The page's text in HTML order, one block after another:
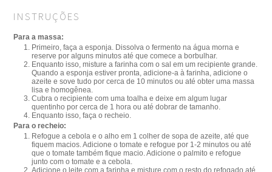
INSTRUÇÕES
Para a massa:
Primeiro, faça a esponja. Dissolva o fermento na água morna e
reserve por alguns minutos até que comece a borbulhar.
Enquanto isso, misture a farinha com o sal em um recipiente grande.
Quando a esponja estiver pronta, adicione-a à farinha, adicione o
azeite e sove tudo por cerca de 10 minutos ou até obter uma massa
lisa e homogênea.
Cubra o recipiente com uma toalha e deixe em algum lugar
quentinho por cerca de 1 hora ou até dobrar de tamanho.
Enquanto isso, faça o recheio.
Para o recheio:
Refogue a cebola e o alho em 1 colher de sopa de azeite, até que
fiquem macios. Adicione o tomate e refogue por 1-2 minutos ou até
que o tomate também fique macio. Adicione o palmito e refogue
junto com o tomate e a cebola.